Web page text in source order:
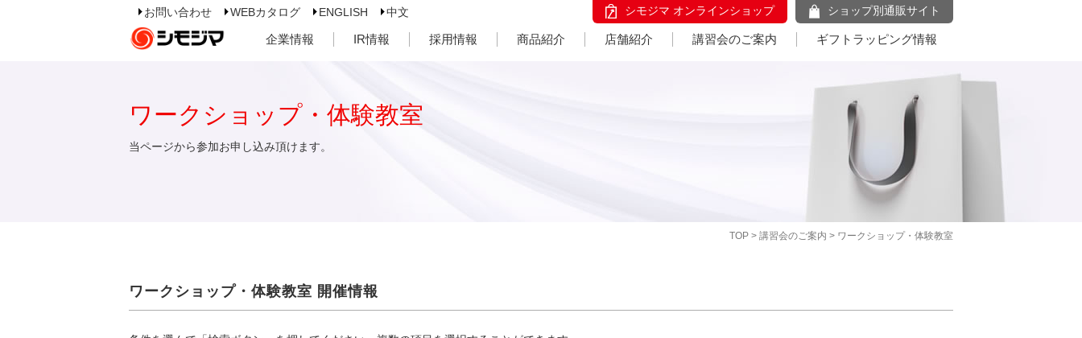
お問い合わせ WEBカタログ ENGLISH 中文 シモジマ オンラインショップ ショップ別通販サイト
企業情報 IR情報 採用情報 商品紹介 店舗紹介 講習会のご案内 ギフトラッピング情報
TOP > 講習会のご案内 > ワークショップ・体験教室
ワークショップ・体験教室
当ページから参加お申し込み頂けます。
ワークショップ・体験教室 開催情報